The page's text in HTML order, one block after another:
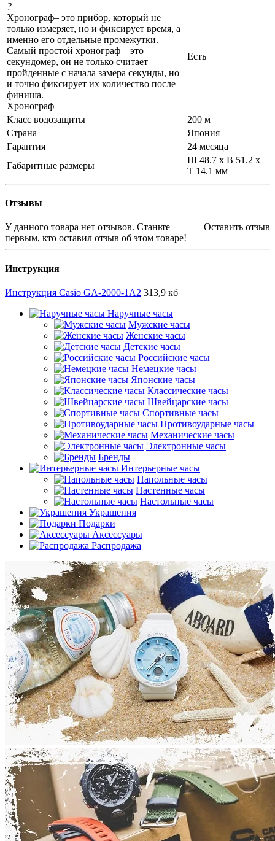
?
Хронограф– это прибор, который не
только измеряет, но и фиксирует время, а
именно его отдельные промежутки.
Самый простой хронограф – это
секундомер, он не только считает
пройденные с начала замера секунды, но
и точно фиксирует их количество после
финиша.
Хронограф
Есть
Класс водозащиты
200 м
Страна
Япония
Гарантия
24 месяца
Габаритные размеры
Ш 48.7 x В 51.2 x
Т 14.1 мм
Отзывы
Оставить отзыв
У данного товара нет отзывов. Станьте
первым, кто оставил отзыв об этом товаре!
Инструкция
Инструкция Casio GA-2000-1A2 313,9 кб
Наручные часы
Мужские часы
Женские часы
Детские часы
Российские часы
Немецкие часы
Японские часы
Классические часы
Швейцарские часы
Спортивные часы
Противоударные часы
Механические часы
Электронные часы
Бренды
Интерьерные часы
Напольные часы
Настенные часы
Настольные часы
Украшения
Подарки
Аксессуары
Распродажа